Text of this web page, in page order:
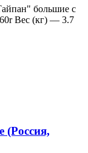
большие с
Вес (кг) — 3.7
(Россия,